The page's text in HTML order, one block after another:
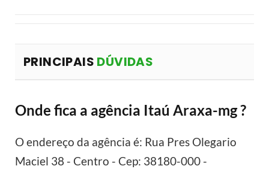
PRINCIPAIS DÚVIDAS
Onde fica a agência Itaú Araxa-mg ?
O endereço da agência é: Rua Pres Olegario
Maciel 38 - Centro - Cep: 38180-000 -